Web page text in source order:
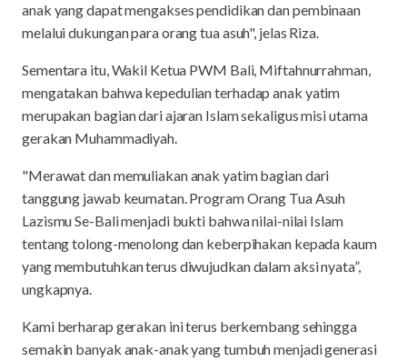
anak yang dapat mengakses pendidikan dan pembinaan
melalui dukungan para orang tua asuh", jelas Riza.
Sementara itu, Wakil Ketua PWM Bali, Miftahnurrahman,
mengatakan bahwa kepedulian terhadap anak yatim
merupakan bagian dari ajaran Islam sekaligus misi utama
gerakan Muhammadiyah.
"Merawat dan memuliakan anak yatim bagian dari
tanggung jawab keumatan. Program Orang Tua Asuh
Lazismu Se-Bali menjadi bukti bahwa nilai-nilai Islam
tentang tolong-menolong dan keberpihakan kepada kaum
yang membutuhkan terus diwujudkan dalam aksi nyata”,
ungkapnya.
Kami berharap gerakan ini terus berkembang sehingga
semakin banyak anak-anak yang tumbuh menjadi generasi